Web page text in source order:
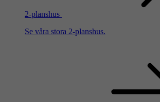
2-planshus
Se våra stora 2-planshus.